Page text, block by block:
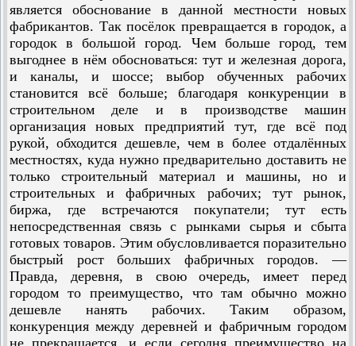
является обоснование в данной местности новых
фабрикантов. Так посёлок превращается в городок, а
городок в большой город. Чем больше город, тем
выгоднее в нём обосноваться: тут и железная дорога,
и каналы, и шоссе; выбор обученных рабочих
становится всё больше; благодаря конкуренции в
строительном деле и в производстве машин
организация новых предприятий тут, где всё под
рукой, обходится дешевле, чем в более отдалённых
местностях, куда нужно предварительно доставить не
только строительный материал и машины, но и
строительных и фабричных рабочих; тут рынок,
биржа, где встречаются покупатели; тут есть
непосредственная связь с рынками сырья и сбыта
готовых товаров. Этим обусловливается поразительно
быстрый рост больших фабричных городов. —
Правда, деревня, в свою очередь, имеет перед
городом то преимущество, что там обычно можно
дешевле нанять рабочих. Таким образом,
конкуренция между деревней и фабричным городом